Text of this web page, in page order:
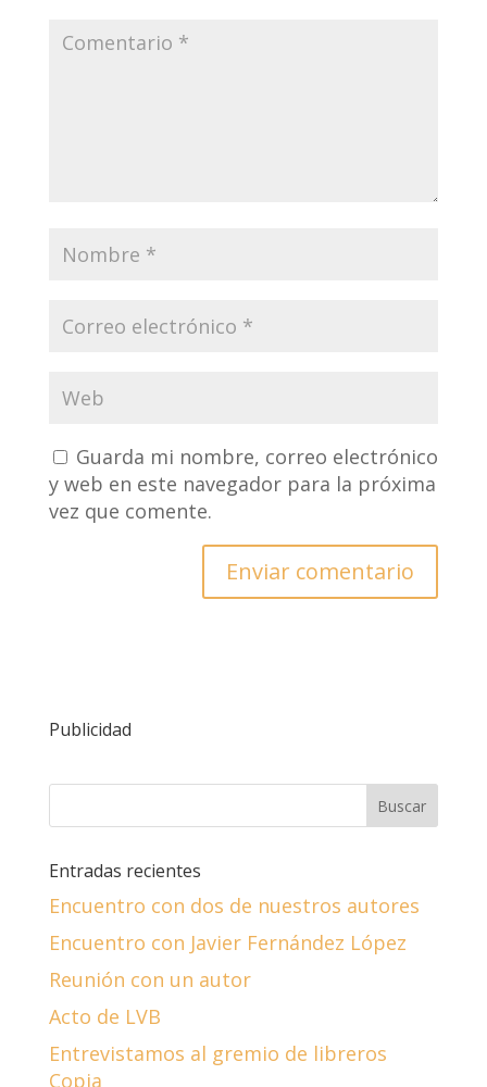
Guarda mi nombre, correo electrónico
y web en este navegador para la próxima
vez que comente.
Publicidad
Entradas recientes
Encuentro con dos de nuestros autores
Encuentro con Javier Fernández López
Reunión con un autor
Acto de LVB
Entrevistamos al gremio de libreros
Copia